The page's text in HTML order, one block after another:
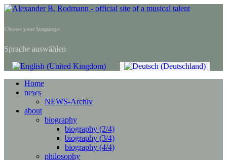
Choose your language:
Sprache auswählen
Home
news
NEWS-Archiv
about
biography
biography (2/4)
biography (3/4)
biography (4/4)
philosophy